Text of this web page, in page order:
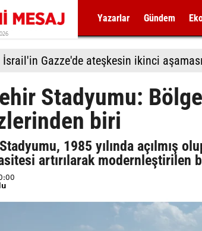
Yazarlar Gündem
Stadyumu:
biri
1985 yılında açılmış
artırılarak modernleştirilen